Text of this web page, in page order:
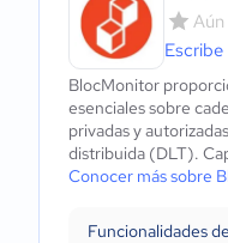
BlocMonitor
esenciales sobre
privadas y
distribuida (DLT).
Conocer más sobre
Funcionalidades